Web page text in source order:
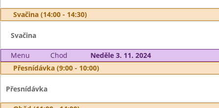
Svačina (14:00 - 14:30)
Svačina
Menu Chod
Neděle 3. 11. 2024
Přesnídávka (9:00 - 10:00)
Přesnídávka